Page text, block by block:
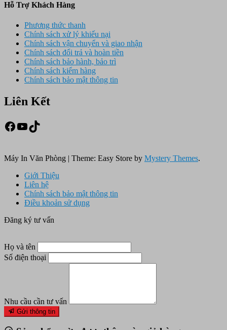
Hỗ Trợ Khách Hàng
Phương thức thanh
Chính sách xử lý khiếu nại
Chính sách vận chuyển và giao nhận
Chính sách đổi trả và hoàn tiền
Chính sách bảo hành, bảo trì
Chính sách kiểm hàng
Chính sách bảo mật thông tin
Liên Kết
Facebook
Youtube
TikTok
Máy In Văn Phòng | Theme: Easy Store by Mystery Themes.
Giới Thiệu
Liên hệ
Chính sách bảo mật thông tin
Điều khoản sử dụng
Đăng ký tư vấn
Họ và tên
Số điện thoại
Nhu cầu cần tư vấn
Gửi thông tin